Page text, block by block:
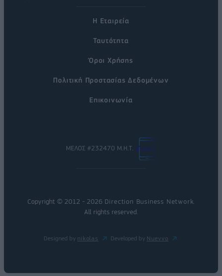
Η Εταιρεία
Ταυτότητα
Όροι Χρήσης
Πολιτική Προστασίας Δεδομένων
Επικοινωνία
ΜΕΛΟΣ #232470 Μ.Η.Τ.
Copyright © 2012 - 2026 Direction Business Network
All rights reserved.
Designed by nikolas Developed by Nuevvo